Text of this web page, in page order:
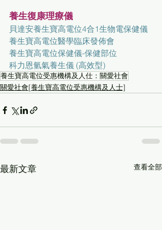
養生復康理療儀
貝達安養生寶高電位4合1生物電保健儀
養生寶高電位醫學臨床發佈會
養生寶高電位保健儀-保健部位
科力恩氫氣養生儀 (高效型)
養生寶高電位受惠機構及人仕：關愛社會
關愛社會[養生寶高電位受惠機構及人士]
最新文章 查看全部